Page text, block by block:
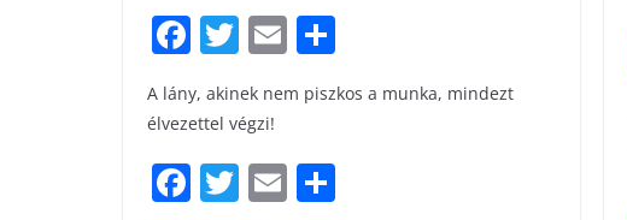
F
c
e
b
T
w
itt
er
E
m
ai
h
ar
A lány, akinek nem piszkos a munka, mindezt
élvezettel végzi!
F T E